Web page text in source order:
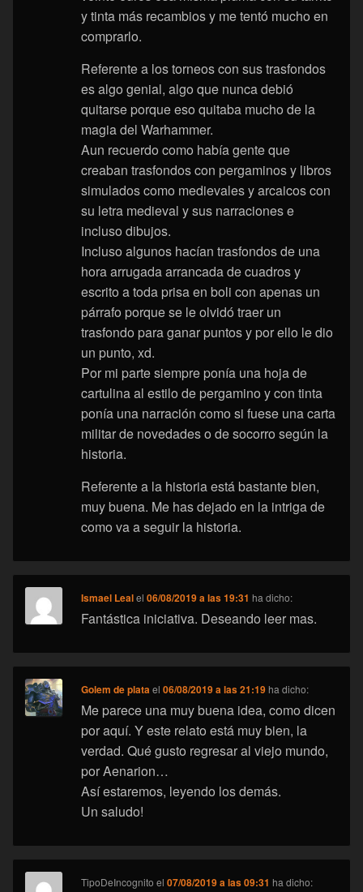
y tinta más recambios y me tentó mucho en
comprarlo.
Referente a los torneos con sus trasfondos
es algo genial, algo que nunca debió
quitarse porque eso quitaba mucho de la
magia del Warhammer.
Aun recuerdo como había gente que
creaban trasfondos con pergaminos y libros
simulados como medievales y arcaicos con
su letra medieval y sus narraciones e
incluso dibujos.
Incluso algunos hacían trasfondos de una
hora arrugada arrancada de cuadros y
escrito a toda prisa en boli con apenas un
párrafo porque se le olvidó traer un
trasfondo para ganar puntos y por ello le dio
un punto, xd.
Por mi parte siempre ponía una hoja de
cartulina al estilo de pergamino y con tinta
ponía una narración como si fuese una carta
militar de novedades o de socorro según la
historia.
Referente a la historia está bastante bien,
muy buena. Me has dejado en la intriga de
como va a seguir la historia.
Ismael Lealel06/08/2019 a las 19:31 ha dicho:
Fantástica iniciativa. Deseando leer mas.
Golem de platael06/08/2019 a las 21:19 ha dicho:
Me parece una muy buena idea, como dicen
por aquí. Y este relato está muy bien, la
verdad. Qué gusto regresar al viejo mundo,
por Aenarion…
Así estaremos, leyendo los demás.
Un saludo!
TipoDeIncognito el07/08/2019 a las 09:31 ha dicho: